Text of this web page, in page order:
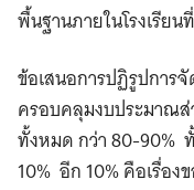
พื้นฐานภายในโรงเรีย
ข้อเสนอการปฏิรูปการ
ครอบคลุมงบประมาณ
ทั้งหมด กว่า 80-90%
10% อีก 10% คือเรื่อง